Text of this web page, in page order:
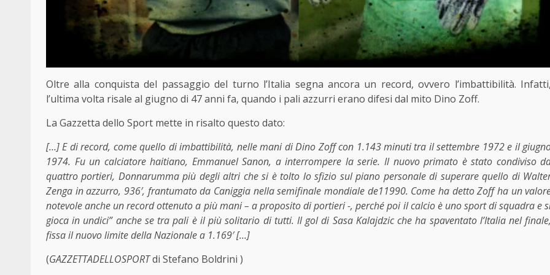
Oltre alla conquista del passaggio del turno l’Italia segna ancora un record, ovvero l’imbattibilità. Infatti,
l’ultima volta risale al giugno di 47 anni fa, quando i pali azzurri erano difesi dal mito Dino Zoff.
La Gazzetta dello Sport mette in risalto questo dato:
[…] E di record, come quello di imbattibilità, nelle mani di Dino Zoff con 1.143 minuti tra il settembre 1972 e il
1974. Fu un calciatore haitiano, Emmanuel Sanon, a interrompere la serie. Il nuovo primato è stato condiviso
quattro portieri, Donnarumma più degli altri che si è tolto lo sfizio sul piano personale di superare quello di
Zenga in azzurro, 936′, frantumato da Caniggia nella semifinale mondiale de11990. Come ha detto Zoff ha un
notevole anche un record ottenuto a più mani – a proposito di portieri -, perché poi il calcio è uno sport di squadra e
gioca in undici” anche se tra pali è il più solitario di tutti. Il gol di Sasa Kalajdzic che ha spaventato l’Italia nel finale,
fissa il nuovo limite della Nazionale a 1.169′ […]
(GAZZETTADELLOSPORTdi Stefano Boldrini )